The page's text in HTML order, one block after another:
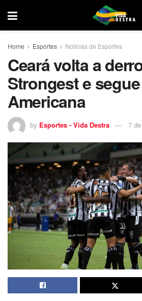
Home Esportes Notícias de Esportes
Ceará volta a
Strongest e
Americana
by Esportes - Vida Destra 7